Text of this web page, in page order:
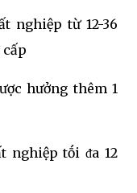
nghiệp từ 12-36
hưởng thêm 1
nghiệp tṓi ᵭa 12